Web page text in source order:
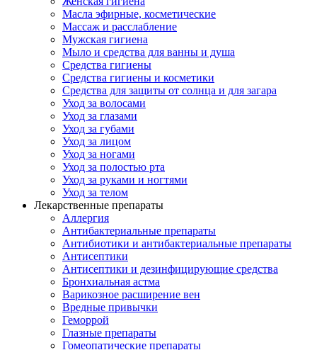
Масла эфирные, косметические
Массаж и расслабление
Мужская гигиена
Мыло и средства для ванны и душа
Средства гигиены
Средства гигиены и косметики
Средства для защиты от солнца и для загара
Уход за волосами
Уход за глазами
Уход за губами
Уход за лицом
Уход за ногами
Уход за полостью рта
Уход за руками и ногтями
Уход за телом
Лекарственные препараты
Аллергия
Антибактериальные препараты
Антибиотики и антибактериальные препараты
Антисептики
Антисептики и дезинфицирующие средства
Бронхиальная астма
Варикозное расширение вен
Вредные привычки
Геморрой
Глазные препараты
Гомеопатические препараты